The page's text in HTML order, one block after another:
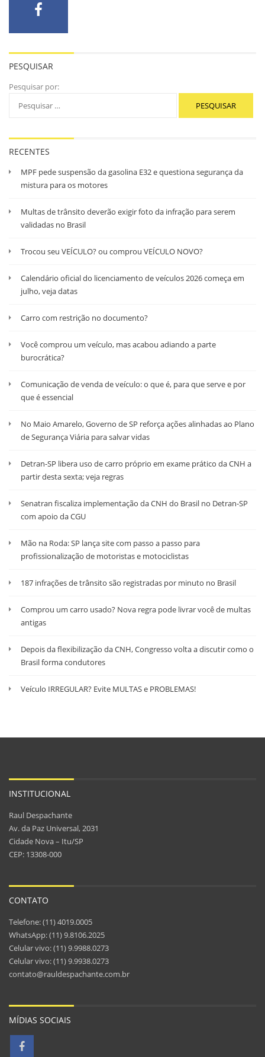
PESQUISAR
Pesquisar por:
RECENTES
MPF pede suspensão da gasolina E32 e questiona segurança da
mistura para os motores
Multas de trânsito deverão exigir foto da infração para serem
validadas no Brasil
Trocou seu VEÍCULO? ou comprou VEÍCULO NOVO?
Calendário oficial do licenciamento de veículos 2026 começa em
julho, veja datas
Carro com restrição no documento?
Você comprou um veículo, mas acabou adiando a parte
burocrática?
Comunicação de venda de veículo: o que é, para que serve e por
que é essencial
No Maio Amarelo, Governo de SP reforça ações alinhadas ao Plano
de Segurança Viária para salvar vidas
Detran-SP libera uso de carro próprio em exame prático da CNH a
partir desta sexta; veja regras
Senatran fiscaliza implementação da CNH do Brasil no Detran-SP
com apoio da CGU
Mão na Roda: SP lança site com passo a passo para
profissionalização de motoristas e motociclistas
187 infrações de trânsito são registradas por minuto no Brasil
Comprou um carro usado? Nova regra pode livrar você de multas
antigas
Depois da flexibilização da CNH, Congresso volta a discutir como o
Brasil forma condutores
Veículo IRREGULAR? Evite MULTAS e PROBLEMAS!
INSTITUCIONAL
Raul Despachante
Av. da Paz Universal, 2031
Cidade Nova – Itu/SP
CEP: 13308-000
CONTATO
Telefone: (11) 4019.0005
WhatsApp: (11) 9.8106.2025
Celular vivo: (11) 9.9988.0273
Celular vivo: (11) 9.9938.0273
contato@rauldespachante.com.br
MÍDIAS SOCIAIS